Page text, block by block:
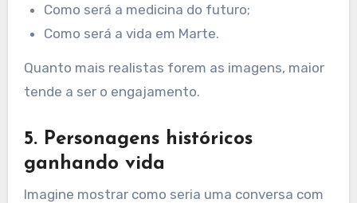
Como será a medicina do futuro;
Como será a vida em Marte.
Quanto mais realistas forem as imagens, maior
tende a ser o engajamento.
5. Personagens históricos
ganhando vida
Imagine mostrar como seria uma conversa com